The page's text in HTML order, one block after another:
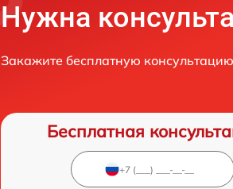
Нужна
Закажите бесплатную консультацию
Бесплатная